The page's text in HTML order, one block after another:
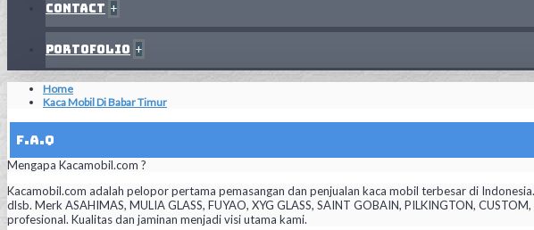
Contact +
Portofolio +
Home
Kaca Mobil Di Babar Timur
F.A.Q
Mengapa Kacamobil.com ?
Kacamobil.com adalah pelopor pertama pemasangan dan penjualan kaca mobil terbesar di
dlsb. Merk ASAHIMAS, MULIA GLASS, FUYAO, XYG GLASS, SAINT GOBAIN, PILKINGTON,
profesional. Kualitas dan jaminan menjadi visi utama kami.